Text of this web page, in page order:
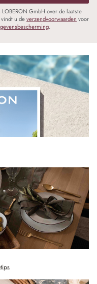
GmbH over de laatste
u deverzendvoorwaarden voor
.